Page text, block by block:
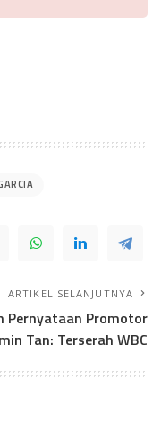
ARTIKEL SELANJUTNYA
Pernyataan Promotor
Tan: Terserah WBC